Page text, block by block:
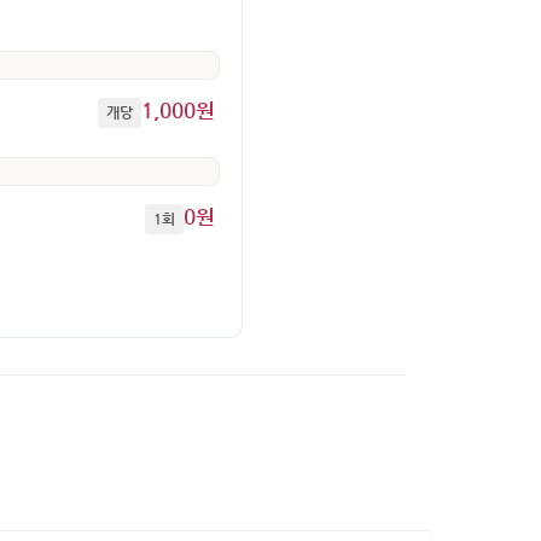
개당 1,000원
1회 0원